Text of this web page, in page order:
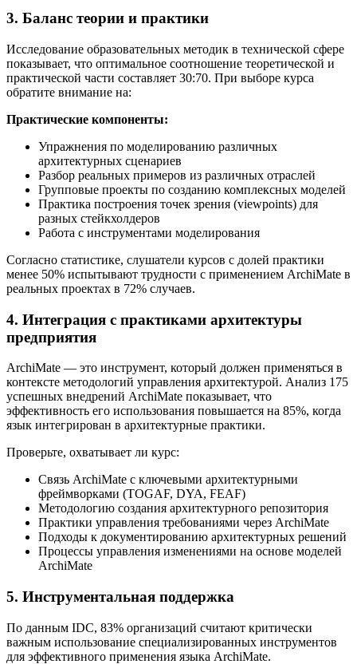
3. Баланс теории и практики
Исследование образовательных методик в технической сфере
показывает, что оптимальное соотношение теоретической и
практической части составляет 30:70. При выборе курса
обратите внимание на:
Практические компоненты:
Упражнения по моделированию различных
архитектурных сценариев
Разбор реальных примеров из различных отраслей
Групповые проекты по созданию комплексных моделей
Практика построения точек зрения (viewpoints) для
разных стейкхолдеров
Работа с инструментами моделирования
Согласно статистике, слушатели курсов с долей практики
менее 50% испытывают трудности с применением ArchiMate в
реальных проектах в 72% случаев.
4. Интеграция с практиками архитектуры
предприятия
ArchiMate — это инструмент, который должен применяться в
контексте методологий управления архитектурой. Анализ 175
успешных внедрений ArchiMate показывает, что
эффективность его использования повышается на 85%, когда
язык интегрирован в архитектурные практики.
Проверьте, охватывает ли курс:
Связь ArchiMate с ключевыми архитектурными
фреймворками (TOGAF, DYA, FEAF)
Методологию создания архитектурного репозитория
Практики управления требованиями через ArchiMate
Подходы к документированию архитектурных решений
Процессы управления изменениями на основе моделей
ArchiMate
5. Инструментальная поддержка
По данным IDC, 83% организаций считают критически
важным использование специализированных инструментов
для эффективного применения языка ArchiMate.